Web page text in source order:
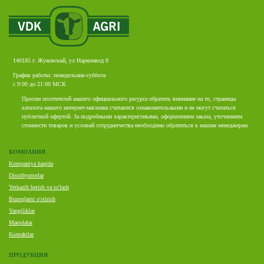
140185 г. Жуковский, ул Наркомвод 8
График работы: понедельник-суббота
с 9:00 до 21:00 МСК
Просим посетителей нашего официального ресурса обратить внимание на то, страницы
каталога нашего интернет-магазина считаются ознакомительными и не могут считаться
публичной офертой. За подробными характеристиками, оформлением заказа, уточнением
стоимости товаров и условий сотрудничества необходимо обратиться к нашим менеджерам.
КОМПАНИЯ
Kompaniya haqida
Distribyutorlar
Yetkazib berish va to'lash
Buzoqlarni o'stirish
Yangiliklar
Maqolalar
Kontaktlar
ПРОДУКЦИЯ